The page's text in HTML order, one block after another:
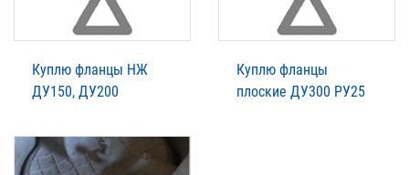
Куплю фланцы НЖ
ДУ150, ДУ200
Куплю фланцы
плоские ДУ300 РУ25